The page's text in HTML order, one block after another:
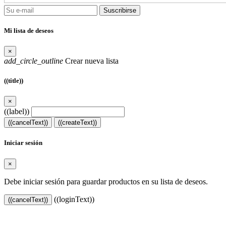
Suscribirse
Mi lista de deseos
×
add_circle_outline Crear nueva lista
((title))
×
((label))
((cancelText)) ((createText))
Iniciar sesión
×
Debe iniciar sesión para guardar productos en su lista de deseos.
((cancelText)) ((loginText))